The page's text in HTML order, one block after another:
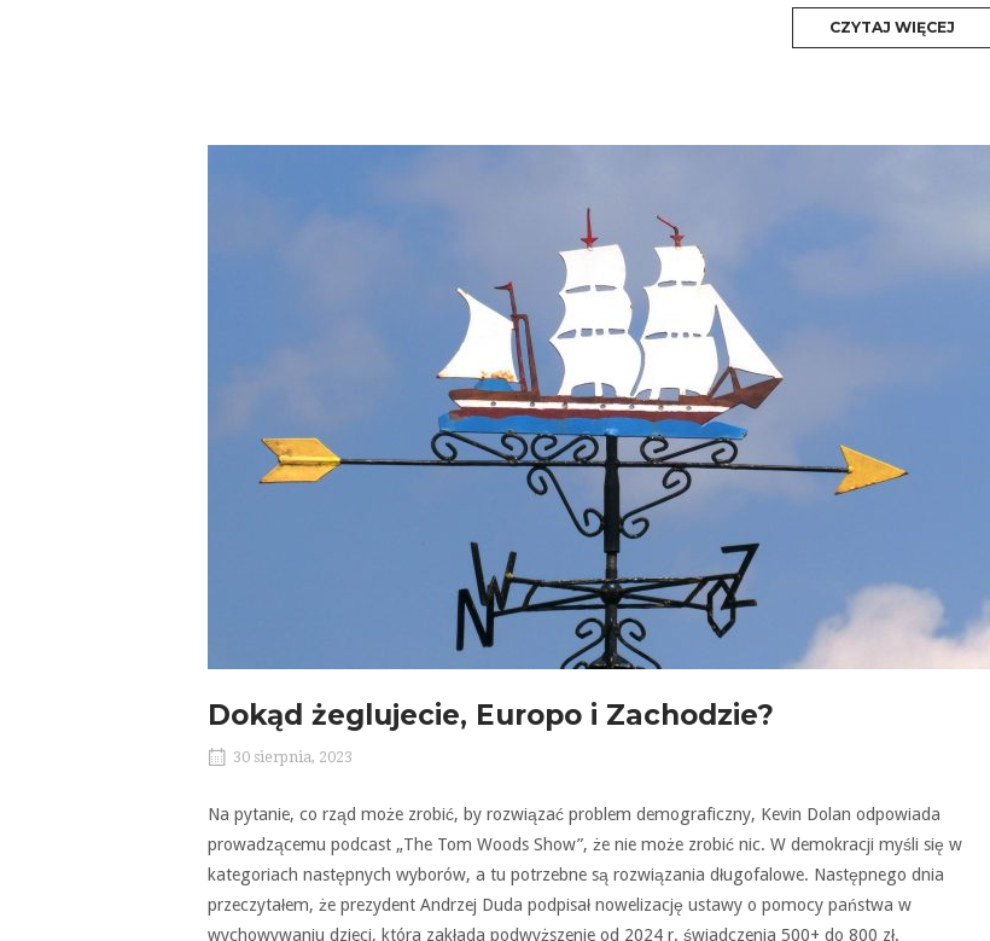
CZYTAJ WIĘCEJ
Dokąd żeglujecie, Europo i Zachodzie?
30 sierpnia, 2023
Na pytanie, co rząd może zrobić, by rozwiązać problem demograficzny, Kevin Dolan odpowiada
prowadzącemu podcast „The Tom Woods Show”, że nie może zrobić nic. W demokracji myśli się w
kategoriach następnych wyborów, a tu potrzebne są rozwiązania długofalowe. Następnego dnia
przeczytałem, że prezydent Andrzej Duda podpisał nowelizację ustawy o pomocy państwa w
wychowywaniu dzieci, która zakłada podwyższenie od 2024 r. świadczenia 500+ do 800 zł.